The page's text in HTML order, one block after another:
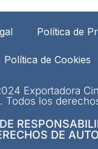
Política de
Política de Cookies
Exportadora
Todos los
DE